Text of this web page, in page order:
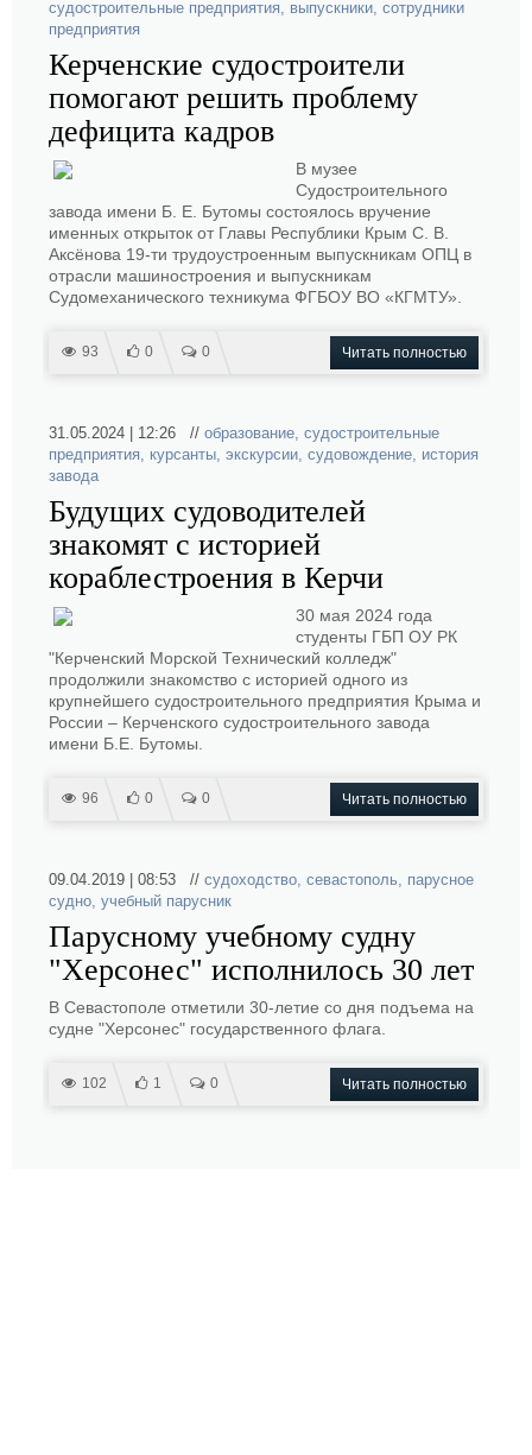
судостроительные предприятия, выпускники, сотрудники
предприятия
Керченские судостроители
помогают решить проблему
дефицита кадров
В музее
Судостроительного
завода имени Б. Е. Бутомы состоялось вручение
именных открыток от Главы Республики Крым С. В.
Аксёнова 19-ти трудоустроенным выпускникам ОПЦ в
отрасли машиностроения и выпускникам
Судомеханического техникума ФГБОУ ВО «КГМТУ».
93 0 0 Читать полностью
31.05.2024 | 12:26 // образование, судостроительные
предприятия, курсанты, экскурсии, судовождение, история
завода
Будущих судоводителей
знакомят с историей
кораблестроения в Керчи
30 мая 2024 года
студенты ГБП ОУ РК
"Керченский Морской Технический колледж"
продолжили знакомство с историей одного из
крупнейшего судостроительного предприятия Крыма и
России – Керченского судостроительного завода
имени Б.Е. Бутомы.
96 0 0 Читать полностью
09.04.2019 | 08:53 // судоходство, севастополь, парусное
судно, учебный парусник
Парусному учебному судну
"Херсонес" исполнилось 30 лет
В Севастополе отметили 30-летие со дня подъема на
судне "Херсонес" государственного флага.
102 1 0 Читать полностью